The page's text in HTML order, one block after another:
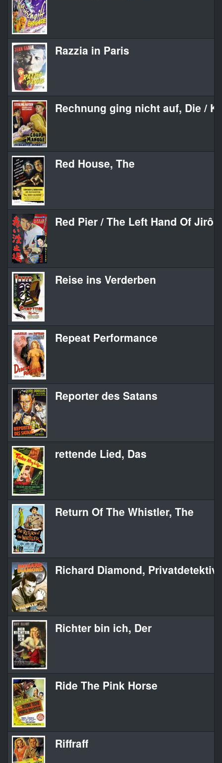
Razzia in Paris
Rechnung ging nicht auf, Die /
Red House, The
Red Pier / The Left Hand Of Jirô
Reise ins Verderben
Repeat Performance
Reporter des Satans
rettende Lied, Das
Return Of The Whistler, The
Richard Diamond, Privatdetektiv
Richter bin ich, Der
Ride The Pink Horse
Riffraff